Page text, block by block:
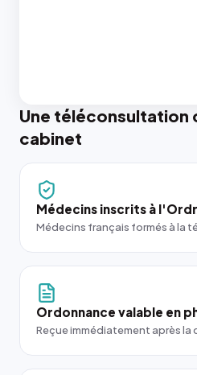
Une téléconsultation
cabinet
Médecins inscrits à
Médecins français formés à la
Ordonnance valable en
Reçue immédiatement après la